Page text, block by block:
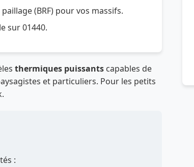
(BRF) pour vos massifs.
sur 01440.
thermiques puissants capables de
et particuliers. Pour les petits
: